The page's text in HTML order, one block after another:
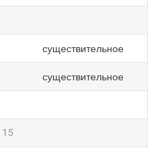
существительное
существительное
15